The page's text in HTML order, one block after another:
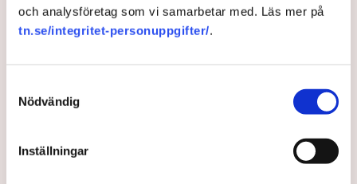
och analysföretag som vi samarbetar med. Läs mer på
tn.se/integritet-personuppgifter/.
Nödvändig
Inställningar
Miljonstöd till Fryshuset – ska